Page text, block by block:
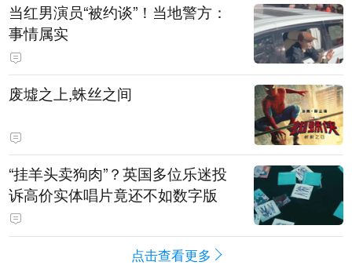
当红男演员“被约谈”！当地警方：
事情属实
废墟之上,蛛丝之间
“挂羊头卖狗肉”？英国多位乐迷投
诉高价实体唱片竟还不如数字版
点击查看更多